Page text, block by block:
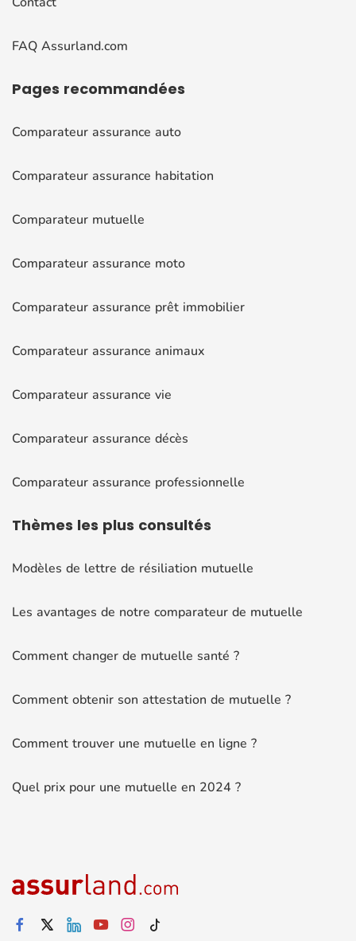
FAQ Assurland.com
Pages recommandées
Comparateur assurance auto
Comparateur assurance habitation
Comparateur mutuelle
Comparateur assurance moto
Comparateur assurance prêt immobilier
Comparateur assurance animaux
Comparateur assurance vie
Comparateur assurance décès
Comparateur assurance professionnelle
Thèmes les plus consultés
Modèles de lettre de résiliation mutuelle
Les avantages de notre comparateur de mutuelle
Comment changer de mutuelle santé ?
Comment obtenir son attestation de mutuelle ?
Comment trouver une mutuelle en ligne ?
Quel prix pour une mutuelle en 2024 ?